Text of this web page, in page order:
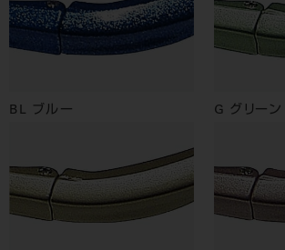
BL ブルー G グリーン